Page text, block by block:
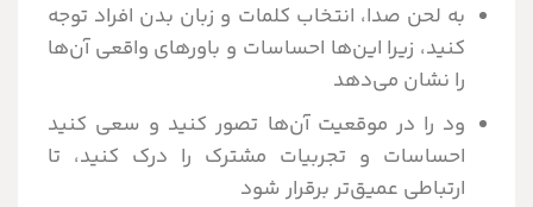
به لحن صدا، انتخاب کلمات و زبان بدن افراد توجه
کنید، زیرا این‌ها احساسات و باورهای واقعی آن‌ها
را نشان می‌دهد
ود را در موقعیت آن‌ها تصور کنید و سعی کنید
احساسات و تجربیات مشترک را درک کنید، تا
ارتباطی عمیق‌تر برقرار شود